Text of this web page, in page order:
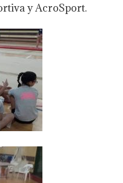
y AcroSport.